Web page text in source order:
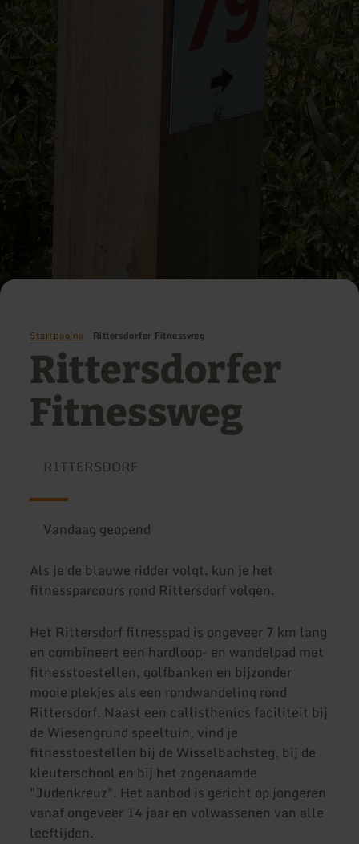
Startpagina Rittersdorfer Fitnessweg
Rittersdorfer
Fitnessweg
RITTERSDORF
Vandaag geopend
Als je de blauwe ridder volgt, kun je het
fitnessparcours rond Rittersdorf volgen.
Het Rittersdorf fitnesspad is ongeveer 7 km lang
en combineert een hardloop- en wandelpad met
fitnesstoestellen, golfbanken en bijzonder
mooie plekjes als een rondwandeling rond
Rittersdorf. Naast een callisthenics faciliteit bij
de Wiesengrund speeltuin, vind je
fitnesstoestellen bij de Wisselbachsteg, bij de
kleuterschool en bij het zogenaamde
"Judenkreuz". Het aanbod is gericht op jongeren
vanaf ongeveer 14 jaar en volwassenen van alle
leeftijden.